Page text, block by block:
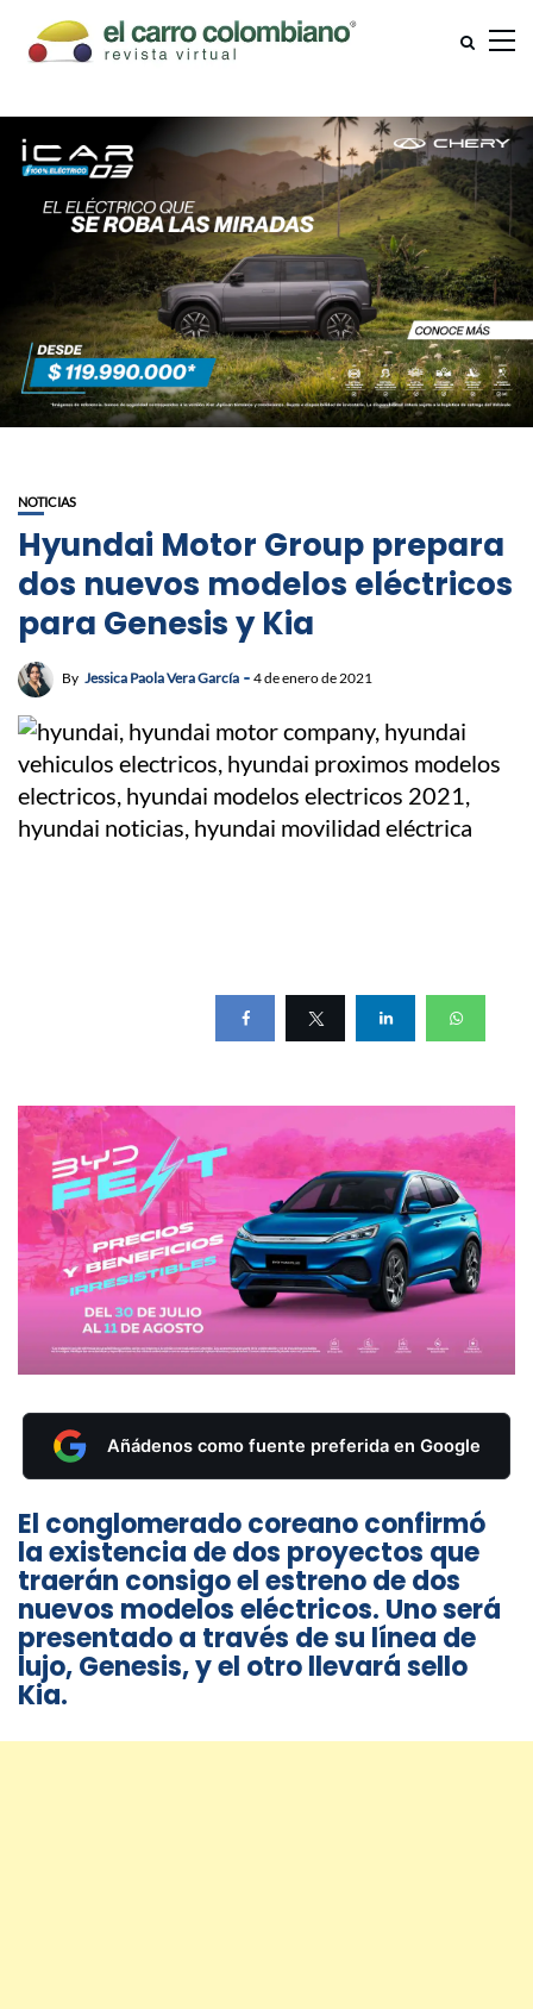
NOTICIAS
Hyundai Motor Group prepara
dos nuevos modelos eléctricos
para Genesis y Kia
By Jessica Paola Vera García 4 de enero de 2021
Añádenos como fuente preferida en Google
El conglomerado coreano confirmó
la existencia de dos proyectos que
traerán consigo el estreno de dos
nuevos modelos eléctricos. Uno será
presentado a través de su línea de
lujo, Genesis, y el otro llevará sello
Kia.